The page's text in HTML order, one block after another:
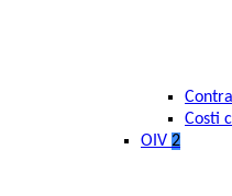
Costi
OIV 2